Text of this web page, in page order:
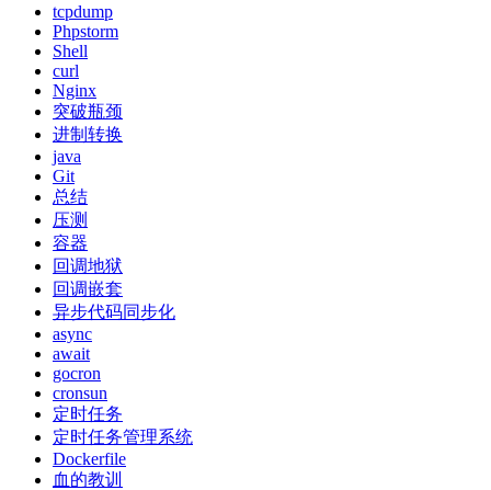
tcpdump
Phpstorm
Shell
curl
Nginx
突破瓶颈
进制转换
java
Git
总结
压测
容器
回调地狱
回调嵌套
异步代码同步化
async
await
gocron
cronsun
定时任务
定时任务管理系统
Dockerfile
血的教训